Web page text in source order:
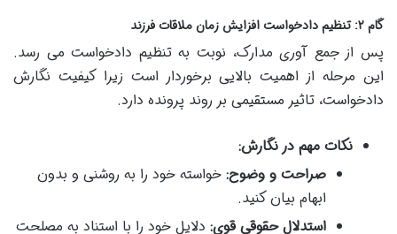
گام ۲: تنظیم دادخواست افزایش زمان ملاقات فرزند
پس از جمع آوری مدارک، نوبت به تنظیم دادخواست می رسد.
این مرحله از اهمیت بالایی برخوردار است زیرا کیفیت نگارش
دادخواست، تاثیر مستقیمی بر روند پرونده دارد.
نکات مهم در نگارش:
صراحت و وضوح: خواسته خود را به روشنی و بدون
ابهام بیان کنید.
استدلال حقوقی قوی: دلایل خود را با استناد به مصلحت